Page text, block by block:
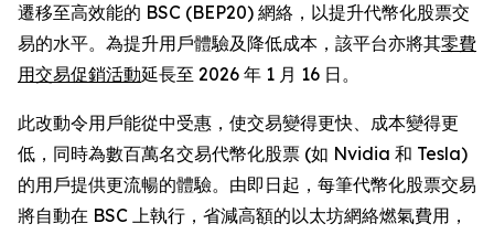
遷移至高效能的 BSC (BEP20) 網絡，以提升代幣化股票交
易的水平。為提升用戶體驗及降低成本，該平台亦將其零費
用交易促銷活動延長至 2026 年 1 月 16 日。
此改動令用戶能從中受惠，使交易變得更快、成本變得更
低，同時為數百萬名交易代幣化股票 (如 Nvidia 和 Tesla)
的用戶提供更流暢的體驗。由即日起，每筆代幣化股票交易
將自動在 BSC 上執行，省減高額的以太坊網絡燃氣費用，